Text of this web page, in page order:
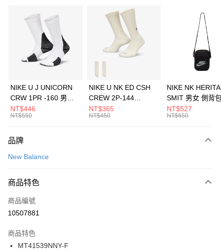
3 期 0 利率 每期 21家銀行
合作金庫商業銀行
第一商業銀行
華南商業銀行
彰化商業銀行
上海商業儲蓄銀行
元大商業銀行
台灣樂天信用卡公司
Apple Pay
全盈+PAY
AFTEE先享後付
【關於「AFTEE先享後付」】
便利好安心！
３．安心：先確認商品／服務後，再付款。
【「AFTEE先享後付」結帳流程】
１．於結帳方式選擇「AFTEE先享後付」後，將跳轉至「AFTEE先享後付」
２．訂單成立數日內，您將收到繳費通知簡訊。
３．收到繳費通知簡訊後14天內，點擊此簡訊中的連結，可透過四大超商／
ATM／網路銀行／等多元方式進行付款，方視為交易完成。
運送方式
每筆NT$100，滿NT$1,500(含以上)免運費
宅配
每筆NT$100，滿NT$1,500(含以上)免運費
付款後門市自取
每筆NT$100，滿NT$1,500(含以上)免運費
NIKE U J UNICORN
CRW 1PR -160 男女
中統襪 FZ3393100
NT$446
NT$550
NIKE U NK ED CSH
CREW 2P-144
EMBRDY 男女 短統襪
FZ3073133
NT$365
NT$450
NIKE NK
SMIT 男女 側背
BA5871010
NT$527
NT$650
品牌
New Balance
商品特色
商品編號
10507881
商品特色
MT41539NNY-F